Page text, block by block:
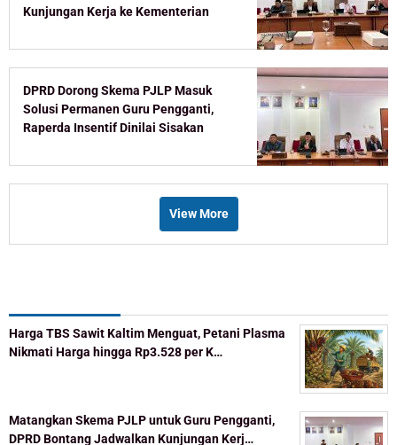
Kunjungan Kerja ke Kementerian
DPRD Dorong Skema PJLP Masuk
Solusi Permanen Guru Pengganti,
Raperda Insentif Dinilai Sisakan
View More
Harga TBS Sawit Kaltim Menguat, Petani Plasma
Nikmati Harga hingga Rp3.528 per K…
Matangkan Skema PJLP untuk Guru Pengganti,
DPRD Bontang Jadwalkan Kunjungan Kerj…